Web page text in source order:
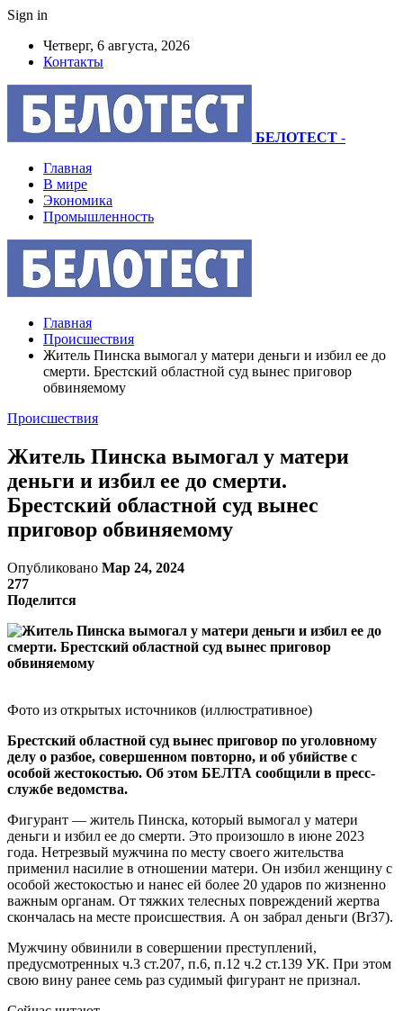
Sign in
Четверг, 6 августа, 2026
Контакты
БЕЛОТЕСТ -
Главная
В мире
Экономика
Промышленность
Главная
Происшествия
Житель Пинска вымогал у матери деньги и избил ее до
смерти. Брестский областной суд вынес приговор
обвиняемому
Происшествия
Житель Пинска вымогал у матери
деньги и избил ее до смерти.
Брестский областной суд вынес
приговор обвиняемому
Опубликовано Мар 24, 2024
277
Поделится
Фото из открытых источников (иллюстративное)
Брестский областной суд вынес приговор по уголовному
делу о разбое, совершенном повторно, и об убийстве с
особой жестокостью. Об этом БЕЛТА сообщили в пресс-
службе ведомства.
Фигурант — житель Пинска, который вымогал у матери
деньги и избил ее до смерти. Это произошло в июне 2023
года. Нетрезвый мужчина по месту своего жительства
применил насилие в отношении матери. Он избил женщину с
особой жестокостью и нанес ей более 20 ударов по жизненно
важным органам. От тяжких телесных повреждений жертва
скончалась на месте происшествия. А он забрал деньги (Br37).
Мужчину обвинили в совершении преступлений,
предусмотренных ч.3 ст.207, п.6, п.12 ч.2 ст.139 УК. При этом
свою вину ранее семь раз судимый фигурант не признал.